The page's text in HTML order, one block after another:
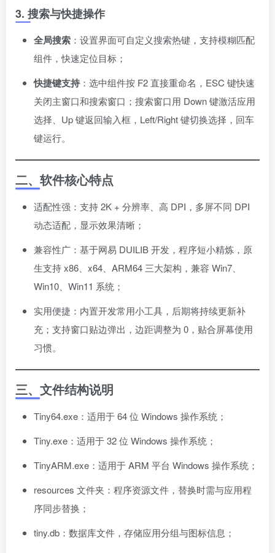
3. 搜索与快捷操作
全局搜索 ：设置界面可自定义搜索热键，支持模糊匹配
组件，快速定位目标；
快捷键支持：选中组件按 F2 直接重命名，ESC 键快速
关闭主窗口和搜索窗口；搜索窗口用 Down 键激活应用
选择、Up 键返回输入框，Left/Right 键切换选择，回车
键运行。
二、软件核心特点
适配性强：支持 2K + 分辨率、高 DPI，多屏不同 DPI
动态适配，显示效果清晰；
兼容性广：基于网易 DUILIB 开发，程序短小精炼，原
生支持 x86、x64、ARM64 三大架构，兼容 Win7、
Win10、Win11 系统；
实用便捷：内置开发常用小工具，后期将持续更新补
充；支持窗口贴边弹出，边距调整为 0，贴合屏幕使用
习惯。
三、文件结构说明
Tiny64.exe：适用于 64 位 Windows 操作系统；
Tiny.exe：适用于 32 位 Windows 操作系统；
TinyARM.exe：适用于 ARM 平台 Windows 操作系统；
resources 文件夹：程序资源文件，替换时需与应用程
序同步替换；
tiny.db：数据库文件，存储应用分组与图标信息；